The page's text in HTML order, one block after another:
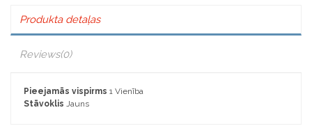
Produkta detaļas
Reviews(0)
Pieejamās vispirms 1 Vienība
Stāvoklis Jauns